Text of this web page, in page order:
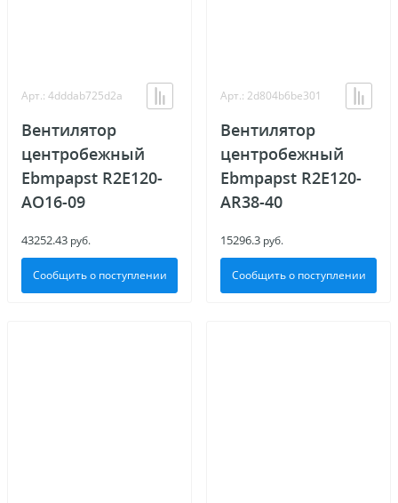
Арт.: 4dddab725d2a
Вентилятор
центробежный
Ebmpapst R2E120-
AO16-09
43252.43 руб.
Сообщить о поступлении
Арт.: 2d804b6be301
Вентилятор
центробежный
Ebmpapst R2E120-
AR38-40
15296.3 руб.
Сообщить о поступлении